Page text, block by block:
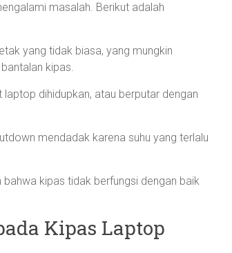
masalah. Berikut adalah
yang tidak biasa, yang mungkin
kipas.
dihidupkan, atau berputar dengan
mendadak karena suhu yang terlalu
kipas tidak berfungsi dengan baik
Kipas Laptop